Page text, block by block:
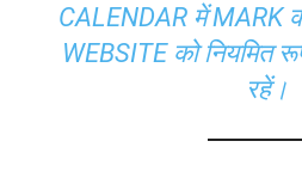
CALENDAR में MARK
WEBSITE को नियमित
रहें।